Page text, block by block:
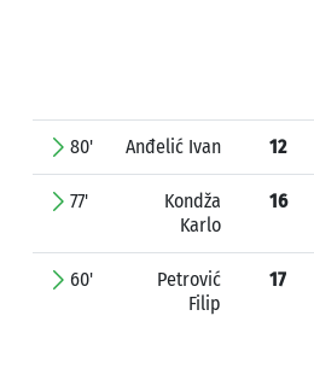
80' Anđelić Ivan 12
77'
Kondža
Karlo
16
60'
Petrović
Filip
17